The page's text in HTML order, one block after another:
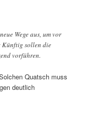
Wege aus, um vor
Künftig sollen die
vorführen.
Quatsch muss
deutlich